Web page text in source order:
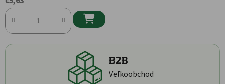

B2B
Veľkoobchod